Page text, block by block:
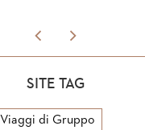
SITE TAG
Viaggi di Gruppo